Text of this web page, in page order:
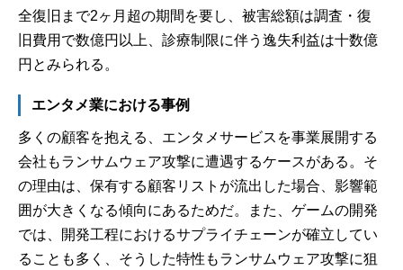
全復旧まで2ヶ月超の期間を要し、被害総額は調査・復
旧費用で数億円以上、診療制限に伴う逸失利益は十数億
円とみられる。
エンタメ業における事例
多くの顧客を抱える、エンタメサービスを事業展開する
会社もランサムウェア攻撃に遭遇するケースがある。そ
の理由は、保有する顧客リストが流出した場合、影響範
囲が大きくなる傾向にあるためだ。また、ゲームの開発
では、開発工程におけるサプライチェーンが確立してい
ることも多く、そうした特性もランサムウェア攻撃に狙